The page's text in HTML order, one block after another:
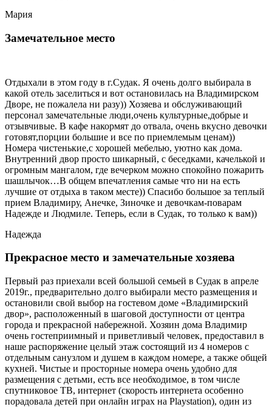
Мария
Замечательное место
Отдыхали в этом году в г.Судак. Я очень долго выбирала в
какой отель заселиться и вот остановилась на Владимирском
Дворе, не пожалела ни разу)) Хозяева и обслуживающий
персонал замечательные люди,очень культурные,добрые и
отзывчивые. В кафе накормят до отвала, очень вкусно девочки
готовят,порции большие и все по приемлемым ценам))
Номера чистенькие,с хорошей мебелью, уютно как дома.
Внутренний двор просто шикарный, с беседками, качелькой и
огромным мангалом, где вечерком можно спокойно пожарить
шашлычок…В общем впечатления самые что ни на есть
лучшие от отдыха в таком месте)) Спасибо большое за теплый
прием Владимиру, Анечке, Зиночке и девочкам-поварам
Надежде и Людмиле. Теперь, если в Судак, то только к вам))
Надежда
Прекрасное место и замечательные хозяева
Первый раз приехали всей большой семьей в Судак в апреле
2019г., предварительно долго выбирали место размещения и
остановили свой выбор на гостевом доме «Владимирский
двор», расположенный в шаговой доступности от центра
города и прекрасной набережной. Хозяин дома Владимир
очень гостеприимный и приветливый человек, предоставил в
наше распоряжение целый этаж состоящий из 4 номеров с
отдельным санузлом и душем в каждом номере, а также общей
кухней. Чистые и просторные номера очень удобно для
размещения с детьми, есть все необходимое, в том числе
спутниковое ТВ, интернет (скорость интернета особенно
порадовала детей при онлайн играх на Playstation), один из